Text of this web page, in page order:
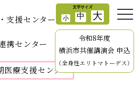
支援センター
携センター
医療支援センター
令和8年度
横浜市共催講演会 申込
（全身性エリトマトーデス）